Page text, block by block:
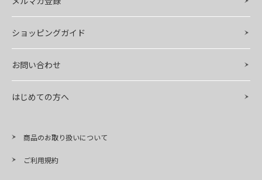
ショッピングガイド
お問い合わせ
はじめての方へ
商品のお取り扱いについて
ご利用規約